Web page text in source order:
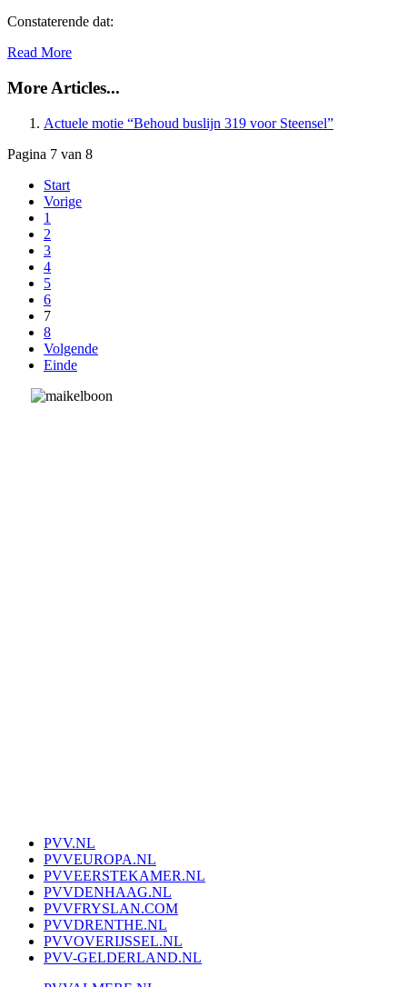
Constaterende dat:
Read More
More Articles...
Actuele motie “Behoud buslijn 319 voor Steensel”
Pagina 7 van 8
Start
Vorige
1
2
3
4
5
6
7
8
Volgende
Einde
PVV.NL
PVVEUROPA.NL
PVVEERSTEKAMER.NL
PVVDENHAAG.NL
PVVFRYSLAN.COM
PVVDRENTHE.NL
PVVOVERIJSSEL.NL
PVV-GELDERLAND.NL